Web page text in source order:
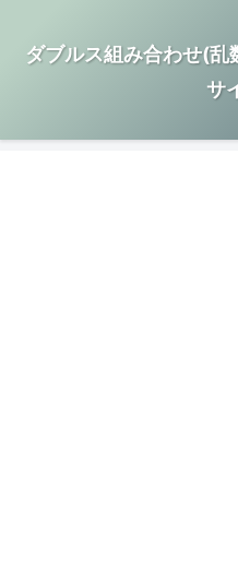
ダブルス組み合わせ(
サ